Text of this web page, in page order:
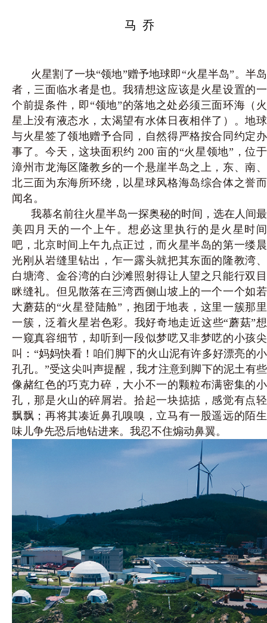
马 乔
火星割了一块“领地”赠予地球即“火星半岛”。半岛
者，三面临水者是也。我猜想这应该是火星设置的一
个前提条件，即“领地”的落地之处必须三面环海（火
星上没有液态水，太渴望有水体日夜相伴了）。地球
与火星签了领地赠予合同，自然得严格按合同约定办
事了。今天，这块面积约 200 亩的“火星领地”，位于
漳州市龙海区隆教乡的一个悬崖半岛之上，东、南、
北三面为东海所环绕，以星球风格海岛综合体之誉而
闻名。
我慕名前往火星半岛一探奥秘的时间，选在人间最
美四月天的一个上午。想必这里执行的是火星时间
吧，北京时间上午九点正过，而火星半岛的第一缕晨
光刚从岩缝里钻出，乍一露头就把其东面的隆教湾、
白塘湾、金谷湾的白沙滩照射得让人望之只能行双目
眯缝礼。但见散落在三湾西侧山坡上的一个一个如若
大蘑菇的“火星登陆舱”，抱团于地表，这里一簇那里
一簇，泛着火星岩色彩。我好奇地走近这些“蘑菇”想
一窥真容细节，却听到一段似梦呓又非梦呓的小孩尖
叫：“妈妈快看！咱们脚下的火山泥有许多好漂亮的小
孔孔。”受这尖叫声提醒，我才注意到脚下的泥土有些
像赭红色的巧克力碎，大小不一的颗粒布满密集的小
孔，那是火山的碎屑岩。拾起一块掂掂，感觉有点轻
飘飘；再将其凑近鼻孔嗅嗅，立马有一股遥远的陌生
味儿争先恐后地钻进来。我忍不住煽动鼻翼。